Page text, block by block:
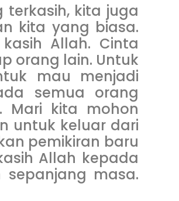
kita juga
kita yang biasa.
Allah. Cinta
orang lain. Untuk
mau menjadi
semua orang
Mari kita mohon
untuk keluar dari
pemikiran baru
Allah kepada
sepanjang masa.